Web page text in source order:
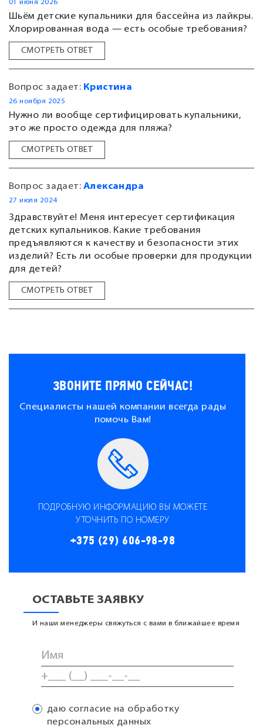
01 июня 2026
Шьём детские купальники для бассейна из лайкры.
Хлорированная вода — есть особые требования?
СМОТРЕТЬ ОТВЕТ
Вопрос задает: Кристина
26 ноября 2025
Нужно ли вообще сертифицировать купальники,
это же просто одежда для пляжа?
СМОТРЕТЬ ОТВЕТ
Вопрос задает: Александра
27 июля 2024
Здравствуйте! Меня интересует сертификация
детских купальников. Какие требования
предъявляются к качеству и безопасности этих
изделий? Есть ли особые проверки для продукции
для детей?
СМОТРЕТЬ ОТВЕТ
ЗВОНИТЕ ПРЯМО СЕЙЧАС!
Специалисты нашей компании всегда рады
помочь Вам!
ПОДРОБНУЮ ИНФОРМАЦИЮ ВЫ МОЖЕТЕ
УТОЧНИТЬ ПО НОМЕРУ
+375 (29) 606-98-98
ОСТАВЬТЕ ЗАЯВКУ
И наши менеджеры свяжуться с вами в ближайшее время
даю согласие на обработку
персональных данных